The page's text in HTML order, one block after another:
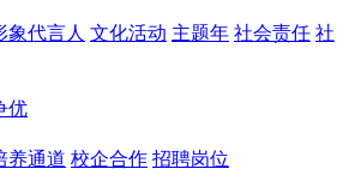
象代言人 文化活动 主题年 社会责任 社
优
养通道 校企合作 招聘岗位